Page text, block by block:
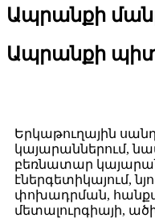
Ապրանքի
Ապրանքի
Երկաթուղային
կայարաններում,
բեռնատար
էներգետիկայում,
փոխադրման,
մետալուրգիայի,